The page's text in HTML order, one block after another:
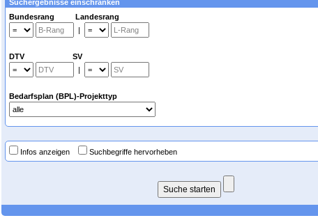
Suchergebnisse einschränken
Bundesrang Landesrang
|
DTV SV
|
Bedarfsplan (BPL)-Projekttyp
Infos anzeigen Suchbegriffe hervorheben